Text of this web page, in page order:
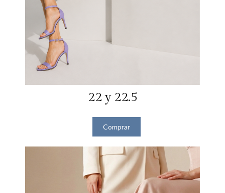
22 y 22.5
Comprar